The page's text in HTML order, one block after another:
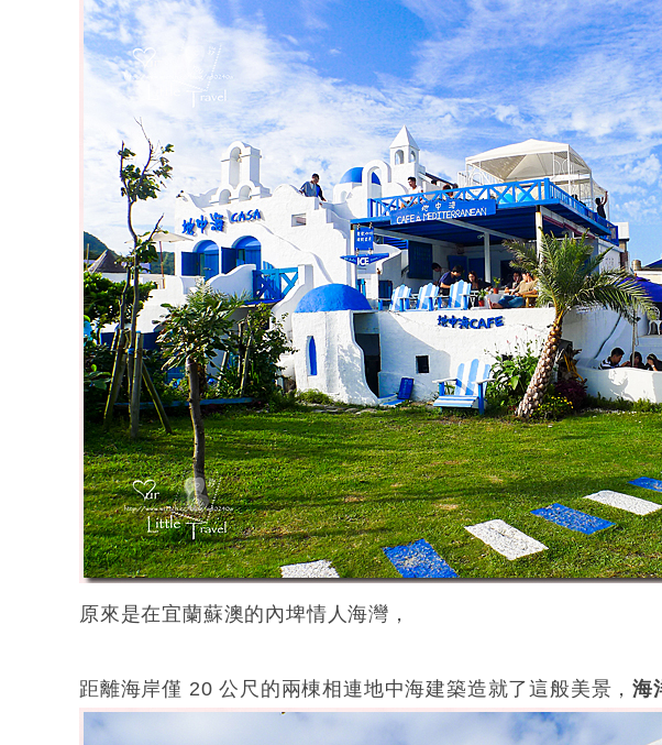
原來是在宜蘭蘇澳的內埤情人海灣，
距離海岸僅 20 公尺的兩棟相連地中海建築造就了這般美景，海